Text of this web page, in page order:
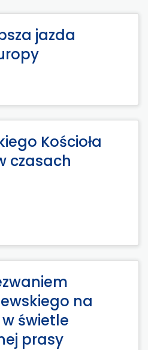
jazda
Kościoła
czasach
na
świetle
prasy